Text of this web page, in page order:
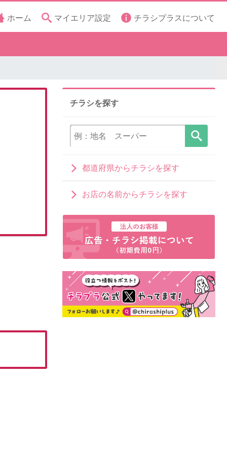
ホーム マイエリア設定 チラシプラスについて
チラシを探す
都道府県からチラシを探す
お店の名前からチラシを探す